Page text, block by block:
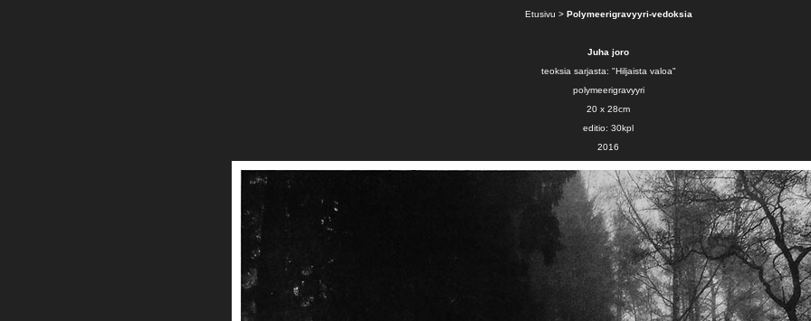
Etusivu > Polymeerigravyyri-vedoksia
Juha joro
teoksia sarjasta: "Hiljaista valoa"
polymeerigravyyri
20 x 28cm
editio: 30kpl
2016